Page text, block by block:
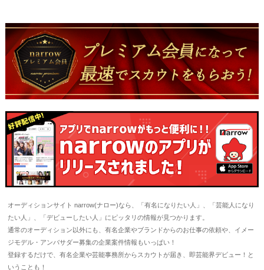
オーディションサイト narrow(ナロー)なら、「有名になりたい人」、「芸能人になり
たい人」、「デビューしたい人」にピッタリの情報が見つかります。
通常のオーディション以外にも、有名企業やブランドからのお仕事の依頼や、イメー
ジモデル・アンバサダー募集の企業案件情報もいっぱい！
登録するだけで、有名企業や芸能事務所からスカウトが届き、即芸能界デビュー！と
いうことも！